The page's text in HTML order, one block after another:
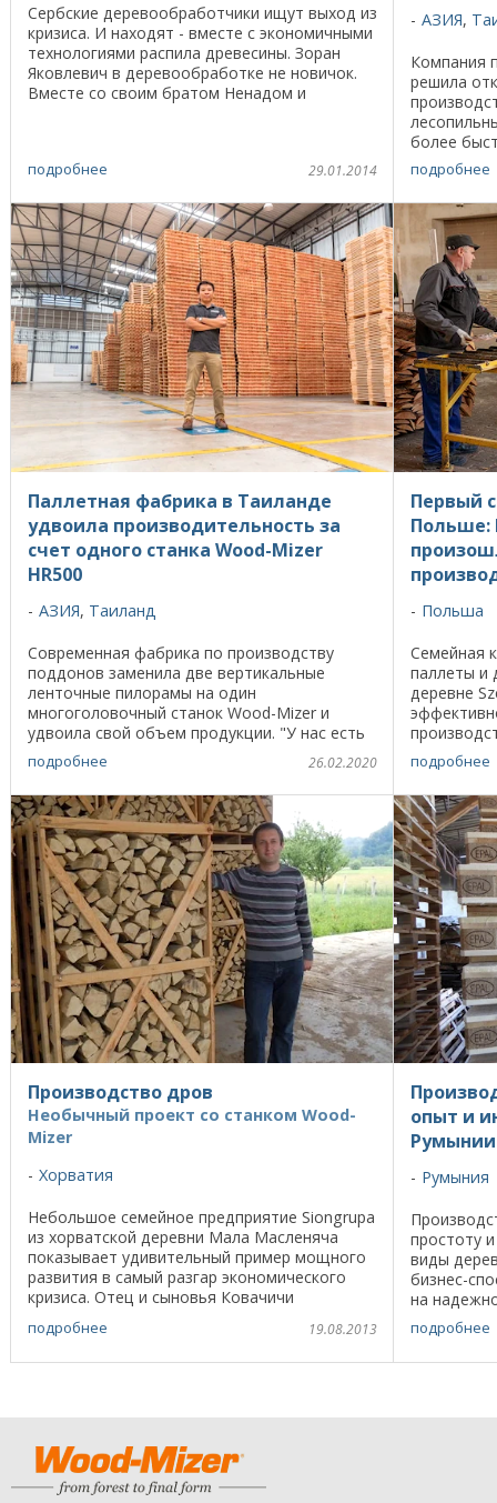
Сербские деревообработчики ищут выход из
кризиса. И находят - вместе с экономичными
технологиями распила древесины. Зоран
Яковлевич в деревообработке не новичок.
Вместе со своим братом Ненадом и
подробнее 29.01.2014
АЗИЯ,
Компания
решила
более
подробнее
Паллетная фабрика в Таиланде
удвоила производительность за
счет одного станка Wood-Mizer
HR500
АЗИЯ, Таиланд
Современная фабрика по производству
поддонов заменила две вертикальные
ленточные пилорамы на один
многоголовочный станок Wood-Mizer и
удвоила свой объем продукции. "У нас есть
клиенты по всему миру, которые заказывают
нам поддоны с определенными ...
подробнее 26.02.2020
Первый
Польше:
Польша
Семейная
паллеты и
деревне
пилорамы
свою
подробнее
Производство дров
Необычный проект со станком Wood-
Mizer
Хорватия
Небольшое семейное предприятие Siongrupa
из хорватской деревни Мала Масленяча
показывает удивительный пример мощного
развития в самый разгар экономического
кризиса. Отец и сыновья Ковачичи
занимаются производством дров, пеллет, а
в перспективе и ...
подробнее 19.08.2013
опыт и
Румынии
Румыния
простоту
виды
бизнес-
на
подробнее